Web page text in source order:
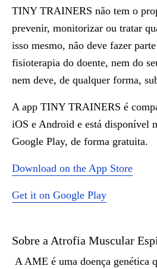
TINY TRAINERS não tem o
prevenir, monitorizar ou tratar
isso mesmo, não deve fazer
fisioterapia do doente, nem do
nem deve, de qualquer forma,
A app TINY TRAINERS é
iOS e Android e está disponível
Google Play, de forma gratuita.
Download on the App Store
Get it on Google Play
Sobre a Atrofia Muscular
A AME é uma doença genética